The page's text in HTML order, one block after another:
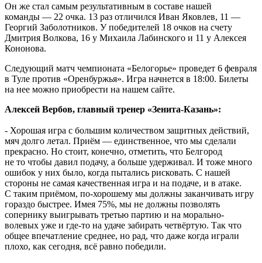
Он же стал самым результативным в составе нашей
команды — 22 очка. 13 раз отличился Иван Яковлев, 11 —
Георгий Заболотников. У победителей 18 очков на счету
Дмитрия Волкова, 16 у Михаила Лабинского и 11 у Алексея
Кононова.
Следующий матч чемпионата «Белогорье» проведет 6 февраля
в Туле против «Оренбуржья». Игра начнется в 18:00. Билеты
на нее можно приобрести на нашем сайте.
Алексей Вербов, главный тренер «Зенита-Казань»:
- Хорошая игра с большим количеством защитных действий,
мяч долго летал. Приём — единственное, что мы сделали
прекрасно. Но стоит, конечно, отметить, что Белгород
не то чтобы давил подачу, а больше удерживал. И тоже много
ошибок у них было, когда пытались рисковать. С нашей
стороны не самая качественная игра и на подаче, и в атаке.
С таким приёмом, по-хорошему мы должны заканчивать игру
гораздо быстрее. Имея 75%, мы не должны позволять
сопернику выигрывать третью партию и на морально-
волевых уже и где-то на удаче забирать четвёртую. Так что
общее впечатление среднее, но рад, что даже когда играли
плохо, как сегодня, всё равно победили.